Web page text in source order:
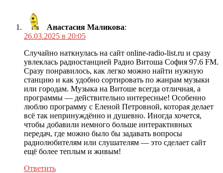
Анастасия Маликова:
26.03.2025 в 20:05
Случайно наткнулась на сайт online-radio-list.ru и сразу
увлеклась радиостанцией Радио Витоша София 97.6 FM.
Сразу понравилось, как легко можно найти нужную
станцию и как удобно сортировать по жанрам музыки
или городам. Музыка на Витоше всегда отличная, а
программы — действительно интересные! Особенно
люблю программу с Еленой Петровной, которая делает
всё так непринуждённо и душевно. Иногда хочется,
чтобы добавили немного больше интерактивных
передач, где можно было бы задавать вопросы
радиолюбителям или слушателям — это сделает сайт
ещё более теплым и живым!
Ответить